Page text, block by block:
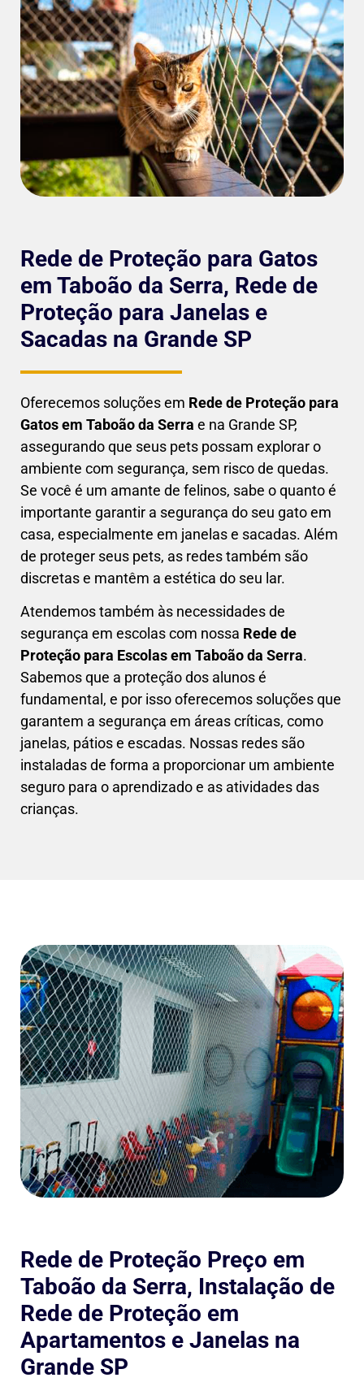
Rede de Proteção para Gatos
em Taboão da Serra, Rede de
Proteção para Janelas e
Sacadas na Grande SP
Oferecemos soluções em Rede de Proteção para
Gatos em Taboão da Serra e na Grande SP,
assegurando que seus pets possam explorar o
ambiente com segurança, sem risco de quedas.
Se você é um amante de felinos, sabe o quanto é
importante garantir a segurança do seu gato em
casa, especialmente em janelas e sacadas. Além
de proteger seus pets, as redes também são
discretas e mantêm a estética do seu lar.
Atendemos também às necessidades de
segurança em escolas com nossa Rede de
Proteção para Escolas em Taboão da Serra.
Sabemos que a proteção dos alunos é
fundamental, e por isso oferecemos soluções que
garantem a segurança em áreas críticas, como
janelas, pátios e escadas. Nossas redes são
instaladas de forma a proporcionar um ambiente
seguro para o aprendizado e as atividades das
crianças.
Rede de Proteção Preço em
Taboão da Serra, Instalação de
Rede de Proteção em
Apartamentos e Janelas na
Grande SP